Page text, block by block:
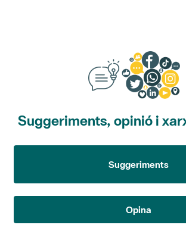
Suggeriments, opinió i
Suggeriments
Opina